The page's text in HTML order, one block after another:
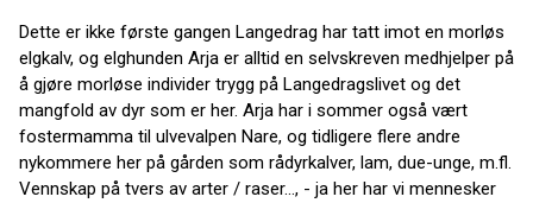
Dette er ikke første gangen Langedrag har tatt imot en morløs
elgkalv, og elghunden Arja er alltid en selvskreven medhjelper på
å gjøre morløse individer trygg på Langedragslivet og det
mangfold av dyr som er her. Arja har i sommer også vært
fostermamma til ulvevalpen Nare, og tidligere flere andre
nykommere her på gården som rådyrkalver, lam, due-unge, m.fl.
Vennskap på tvers av arter / raser…, - ja her har vi mennesker